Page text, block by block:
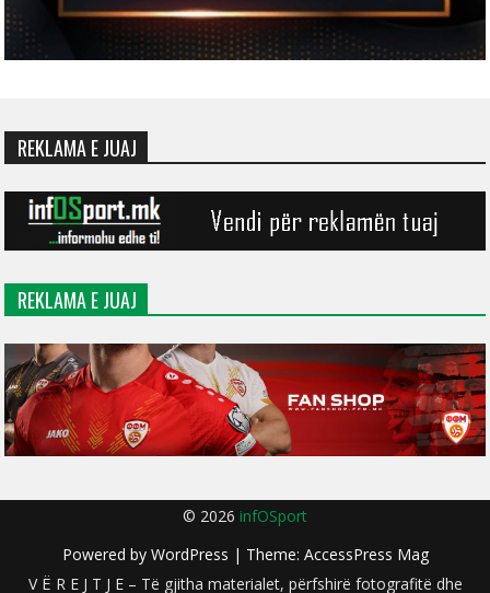
REKLAMA E JUAJ
REKLAMA E JUAJ
© 2026 infOSport
Powered by WordPress | Theme: AccessPress Mag
V Ë R E J T J E – Të gjitha materialet, përfshirë fotografitë dhe